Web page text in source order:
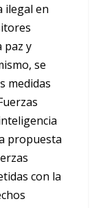
ilegal en
paz y
se
medidas
propuesta
con la